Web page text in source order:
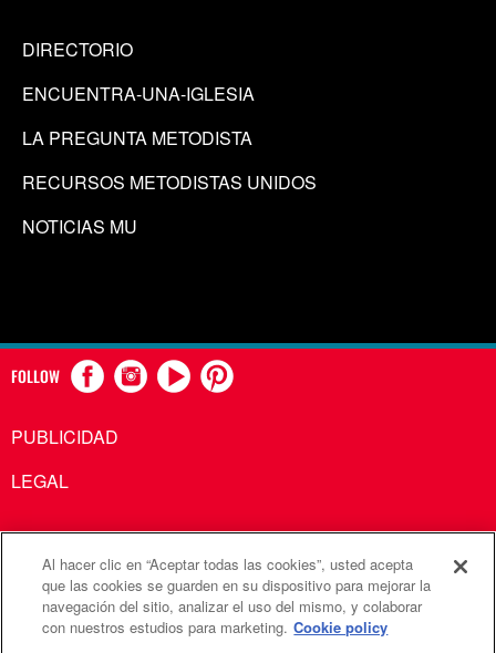
DIRECTORIO
ENCUENTRA-UNA-IGLESIA
LA PREGUNTA METODISTA
RECURSOS METODISTAS UNIDOS
NOTICIAS MU
FOLLOW
PUBLICIDAD
LEGAL
Comunicaciones Metodistas Unidas es una agencia de la
Iglesia Metodista Unida
©2026Comunicaciones Metodistas Unidas. Reservados
Al hacer clic en “Aceptar todas las cookies”, usted acepta
que las cookies se guarden en su dispositivo para mejorar la
navegación del sitio, analizar el uso del mismo, y colaborar
con nuestros estudios para marketing. Cookie policy